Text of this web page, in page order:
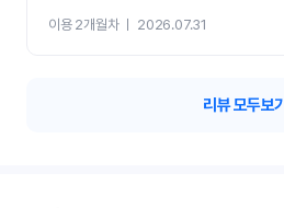
이용 2개월차ㅣ 2026.07.31
리뷰 모두보기